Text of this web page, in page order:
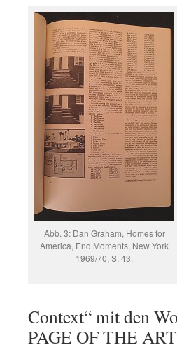
Abb. 3: Dan Graham, Homes for
America, End Moments, New York
1969/70, S. 43.
Context“ mit den
PAGE OF THE